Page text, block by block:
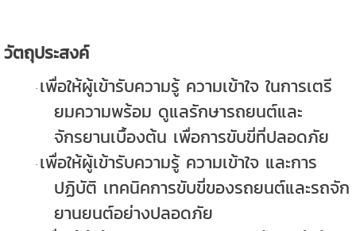
วัตถุประสงค์
· เพื่อให้ผู้เข้ารับความรู้ ความเข้าใจ ในการเตรี
ยมความพร้อม ดูแลรักษารถยนต์และ
จักรยานเบื้องต้น เพื่อการขับขี่ที่ปลอดภัย
· เพื่อให้ผู้เข้ารับความรู้ ความเข้าใจ และการ
ปฏิบัติ เทคนิคการขับขี่ของรถยนต์และรถจัก
ยานยนต์อย่างปลอดภัย